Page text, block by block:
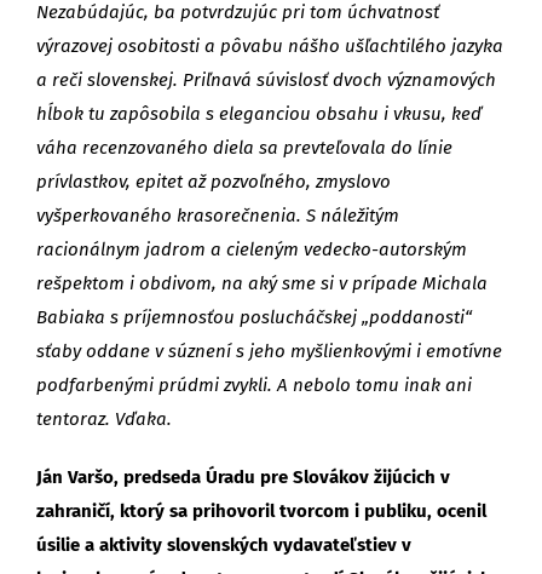
Nezabúdajúc, ba potvrdzujúc pri tom úchvatnosť
výrazovej osobitosti a pôvabu nášho ušľachtilého jazyka
a reči slovenskej. Priľnavá súvislosť dvoch významových
hĺbok tu zapôsobila s eleganciou obsahu i vkusu, keď
váha recenzovaného diela sa prevteľovala do línie
prívlastkov, epitet až pozvoľného, zmyslovo
vyšperkovaného krasorečnenia. S náležitým
racionálnym jadrom a cieleným vedecko-autorským
rešpektom i obdivom, na aký sme si v prípade Michala
Babiaka s príjemnosťou poslucháčskej „poddanosti“
sťaby oddane v súznení s jeho myšlienkovými i emotívne
podfarbenými prúdmi zvykli. A nebolo tomu inak ani
tentoraz. Vďaka.
Ján Varšo, predseda Úradu pre Slovákov žijúcich v
zahraničí, ktorý sa prihovoril tvorcom i publiku, ocenil
úsilie a aktivity slovenských vydavateľstiev v